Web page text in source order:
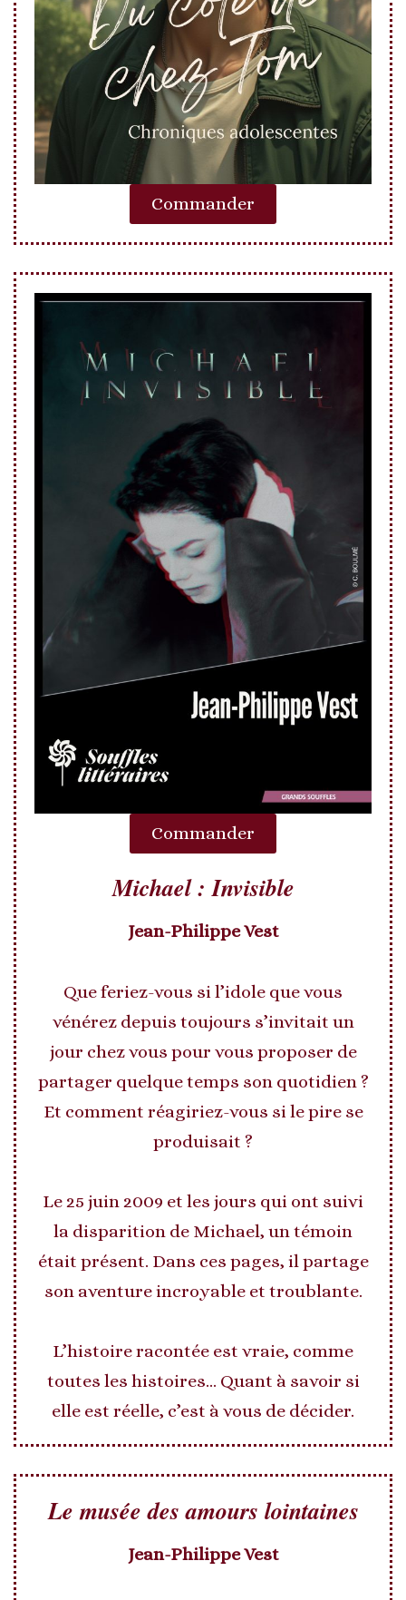
Commander
Commander
Michael : Invisible
Jean-Philippe Vest
Que feriez-vous si l’idole que vous
vénérez depuis toujours s’invitait un
jour chez vous pour vous proposer de
partager quelque temps son quotidien ?
Et comment réagiriez-vous si le pire se
produisait ?
Le 25 juin 2009 et les jours qui ont suivi
la disparition de Michael, un témoin
était présent. Dans ces pages, il partage
son aventure incroyable et troublante.
L’histoire racontée est vraie, comme
toutes les histoires… Quant à savoir si
elle est réelle, c’est à vous de décider.
Le musée des amours lointaines
Jean-Philippe Vest